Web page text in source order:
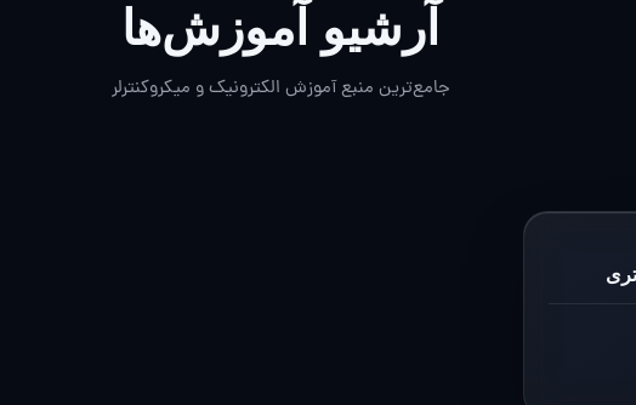
آرشیو آموزش‌ها
جامع‌ترین منبع آموزش الکترونیک و میکروکنترلر